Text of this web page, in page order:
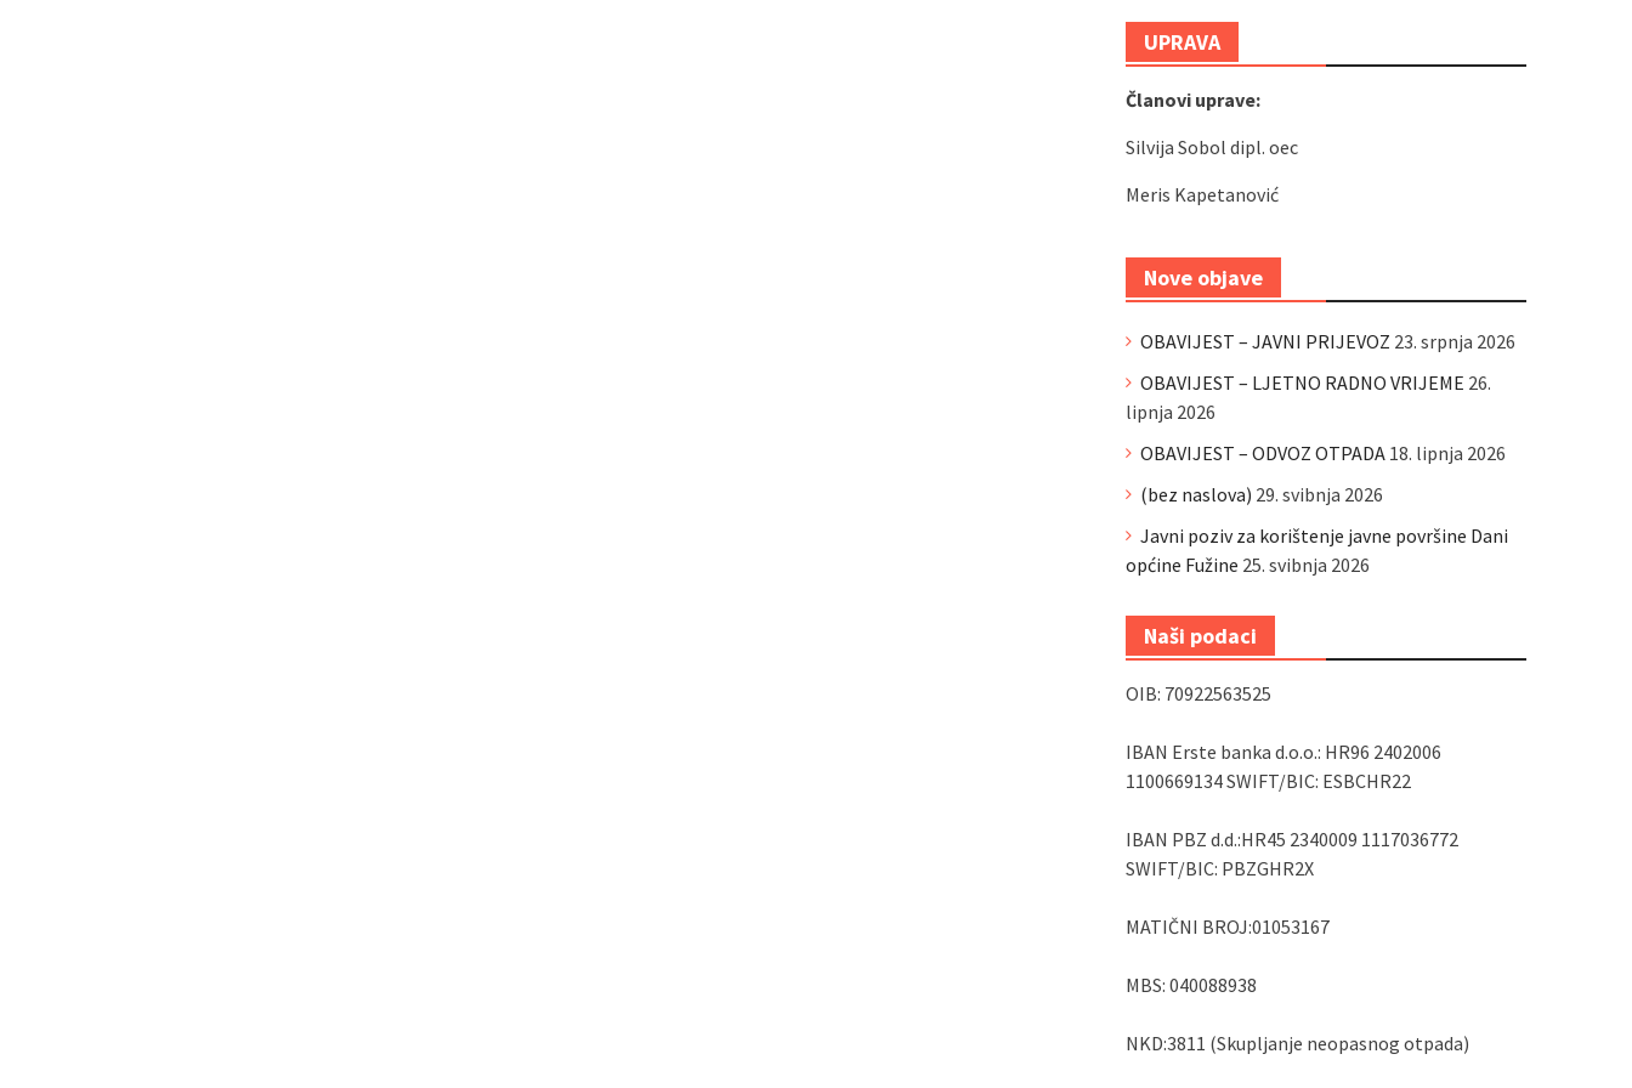
UPRAVA
Članovi uprave:
Silvija Sobol dipl. oec
Meris Kapetanović
Nove objave
OBAVIJEST – JAVNI PRIJEVOZ 23. srpnja 2026
OBAVIJEST – LJETNO RADNO VRIJEME 26.
lipnja 2026
OBAVIJEST – ODVOZ OTPADA 18. lipnja 2026
(bez naslova) 29. svibnja 2026
Javni poziv za korištenje javne površine Dani
općine Fužine 25. svibnja 2026
Naši podaci
OIB: 70922563525
IBAN Erste banka d.o.o.: HR96 2402006
1100669134 SWIFT/BIC: ESBCHR22
IBAN PBZ d.d.:HR45 2340009 1117036772
SWIFT/BIC: PBZGHR2X
MATIČNI BROJ:01053167
MBS: 040088938
NKD:3811 (Skupljanje neopasnog otpada)